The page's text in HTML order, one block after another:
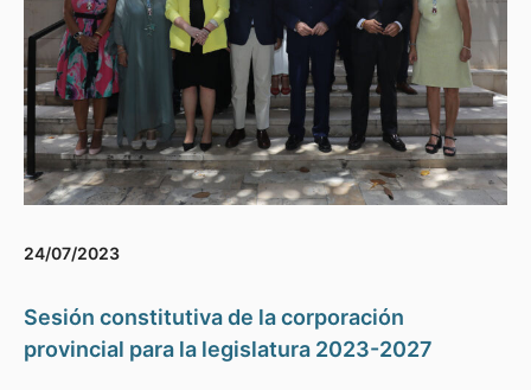
24/07/2023
Sesión constitutiva de la corporación
provincial para la legislatura 2023-2027